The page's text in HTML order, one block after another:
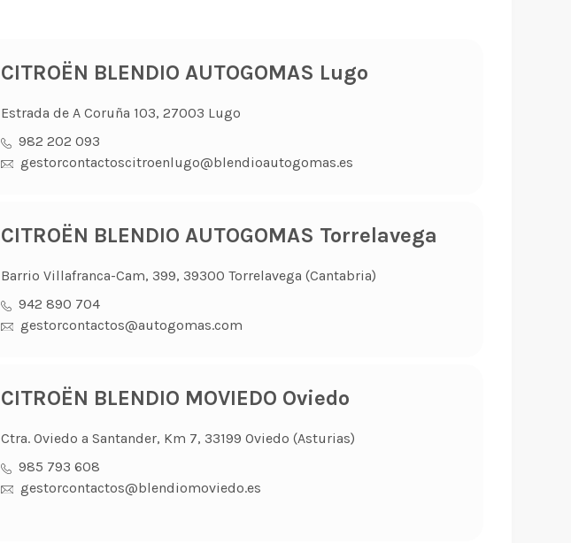
CITROËN BLENDIO AUTOGOMAS Lugo
Estrada de A Coruña 103, 27003 Lugo
982 202 093
gestorcontactoscitroenlugo@blendioautogomas.es
CITROËN BLENDIO AUTOGOMAS Torrelavega
Barrio Villafranca-Cam, 399, 39300 Torrelavega (Cantabria)
942 890 704
gestorcontactos@autogomas.com
CITROËN BLENDIO MOVIEDO Oviedo
Ctra. Oviedo a Santander, Km 7, 33199 Oviedo (Asturias)
985 793 608
gestorcontactos@blendiomoviedo.es